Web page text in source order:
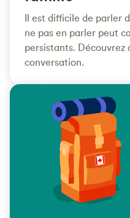
Il est difficile de parler
ne pas en parler peut
persistants.
conversation.